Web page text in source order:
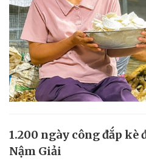
1.200 ngày công đắp kè
Nậm Giải